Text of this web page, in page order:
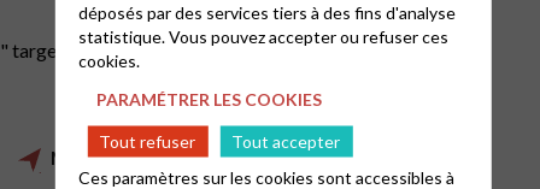
" target="_blank" rel="noopener">ici
Migrant Scene
déposés par des services tiers à des fins d'analyse
statistique. Vous pouvez accepter ou refuser ces
cookies.
PARAMÉTRER LES COOKIES
Tout refuser
Tout accepter
Ces paramètres sur les cookies sont accessibles à